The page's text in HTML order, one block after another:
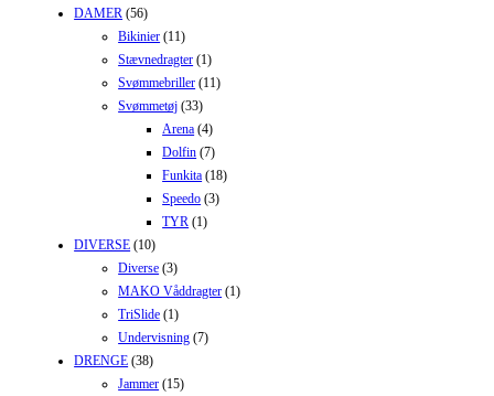
DAMER (56)
Bikinier (11)
Stævnedragter (1)
Svømmebriller (11)
Svømmetøj (33)
Arena (4)
Dolfin (7)
Funkita (18)
Speedo (3)
TYR (1)
DIVERSE (10)
Diverse (3)
MAKO Våddragter (1)
TriSlide (1)
Undervisning (7)
DRENGE (38)
Jammer (15)